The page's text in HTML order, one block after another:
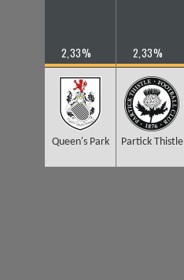
2,33%
Queen's Park
2,33%
Partick Thistle